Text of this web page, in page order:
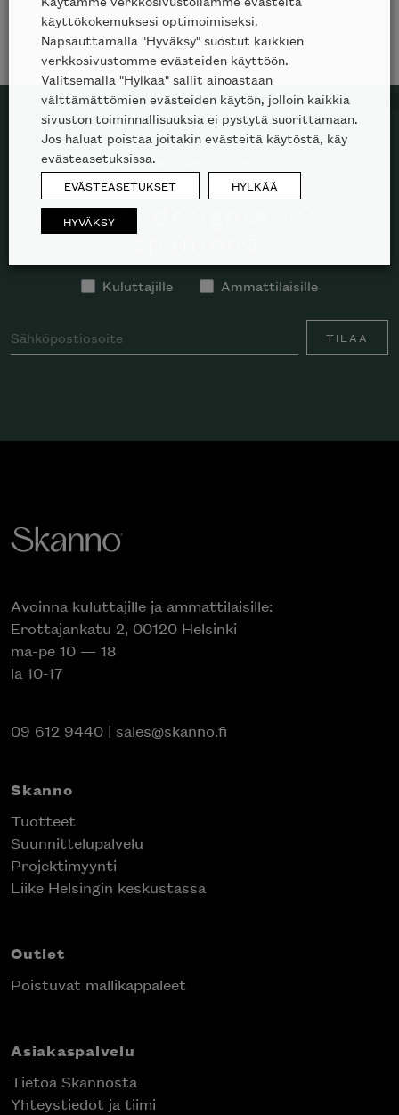
TILAA SKANNO-UUTISKIRJE
100% designia. 0%
spämmiä.
Kuluttajille Ammattilaisille
TILAA
Avoinna kuluttajille ja ammattilaisille:
Erottajankatu 2, 00120 Helsinki
ma-pe 10 — 18
la 10-17
09 612 9440 | sales@skanno.fi
Skanno
Tuotteet
Suunnittelupalvelu
Projektimyynti
Liike Helsingin keskustassa
Outlet
Poistuvat mallikappaleet
Asiakaspalvelu
Tietoa Skannosta
Yhteystiedot ja tiimi
käyttökokemuksesi optimoimiseksi.
Napsauttamalla "Hyväksy" suostut kaikkien
verkkosivustomme evästeiden käyttöön.
Valitsemalla "Hylkää" sallit ainoastaan
välttämättömien evästeiden käytön, jolloin kaikkia
sivuston toiminnallisuuksia ei pystytä suorittamaan.
Jos haluat poistaa joitakin evästeitä käytöstä, käy
evästeasetuksissa.
EVÄSTEASETUKSET HYLKÄÄ
HYVÄKSY